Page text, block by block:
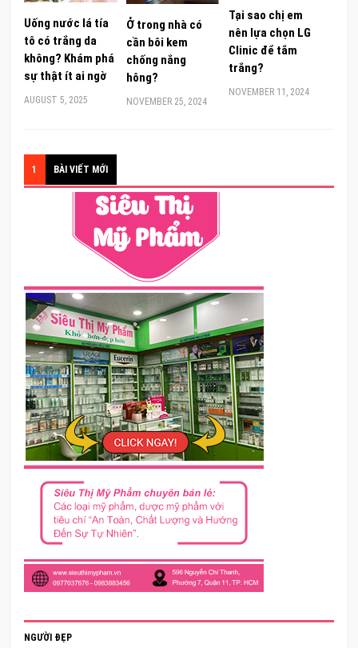
Uống nước lá tía
tô có trắng da
không? Khám phá
sự thật ít ai ngờ
AUGUST 5, 2025
Ở trong nhà có
cần bôi kem
chống nắng
hông?
NOVEMBER 25, 2024
Tại sao chị em
nên lựa chọn LG
Clinic để tắm
trắng?
NOVEMBER 11, 2024
1 BÀI VIẾT MỚI
NGƯỜI ĐẸP